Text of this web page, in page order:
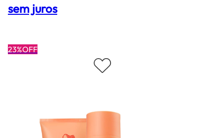
sem juros
23%OFF